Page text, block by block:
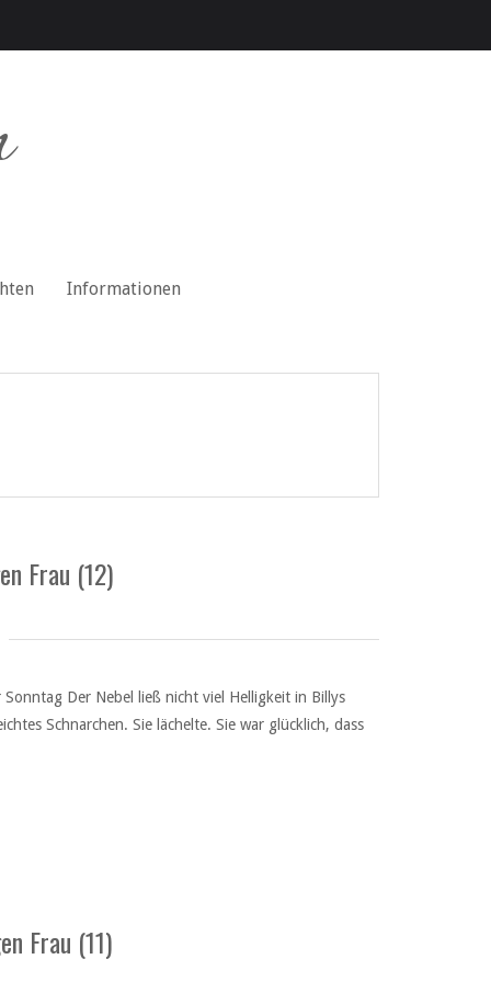
Informationen
Frau (12)
Der Nebel ließ nicht viel Helligkeit in Billys
Schnarchen. Sie lächelte. Sie war glücklich, dass
Frau (11)